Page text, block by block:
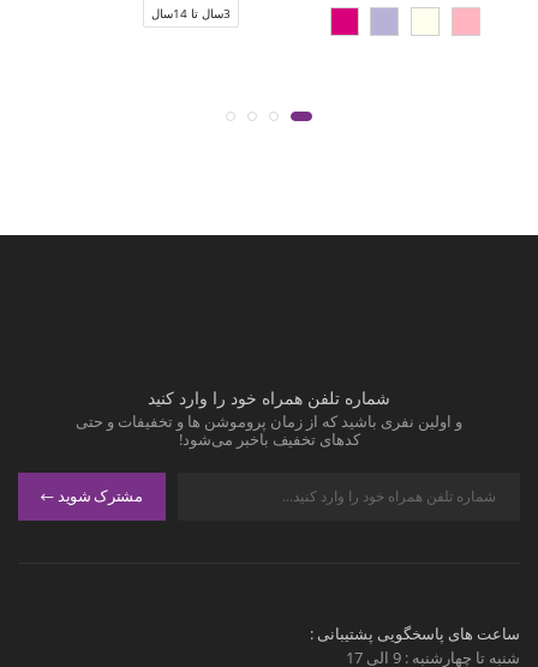
3سال تا 14سال
شماره تلفن همراه خود را وارد کنید
و اولین نفری باشید که از زمان پروموشن ها و تخفیفات و حتی
کدهای تخفیف باخبر می‌شود!
مشترک شوید
ساعت های پاسخگویی پشتیبانی :
شنبه تا چهارشنبه : 9 الی 17